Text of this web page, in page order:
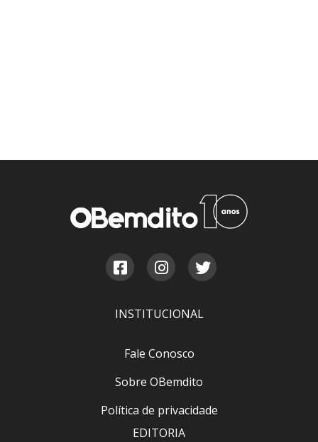
INSTITUCIONAL
Fale Conosco
Sobre OBemdito
Política de privacidade
EDITORIA